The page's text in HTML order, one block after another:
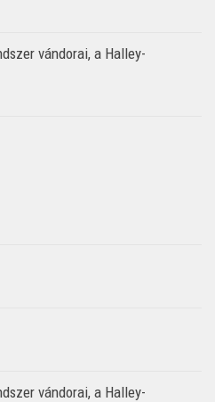
vándorai, a Halley-
vándorai, a Halley-